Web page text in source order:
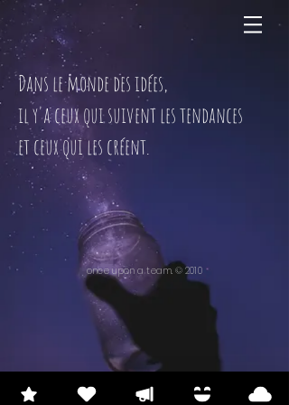
Dans le monde des idées,
il y'a ceux qui suivent les tendances
et ceux qui les créent.
once upon a team. © 2010